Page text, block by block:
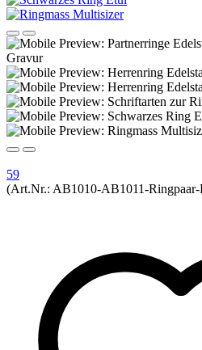
59
(Art.Nr.: AB1010-AB1011-